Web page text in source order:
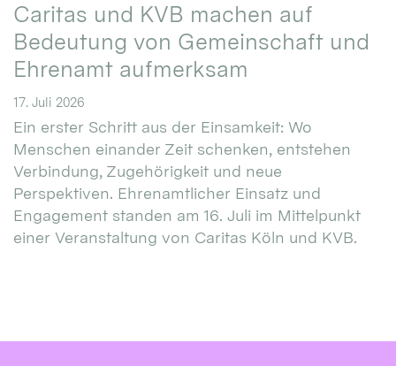
Caritas und KVB machen auf
Bedeutung von Gemeinschaft und
Ehrenamt aufmerksam
17. Juli 2026
Ein erster Schritt aus der Einsamkeit: Wo
Menschen einander Zeit schenken, entstehen
Verbindung, Zugehörigkeit und neue
Perspektiven. Ehrenamtlicher Einsatz und
Engagement standen am 16. Juli im Mittelpunkt
einer Veranstaltung von Caritas Köln und KVB.